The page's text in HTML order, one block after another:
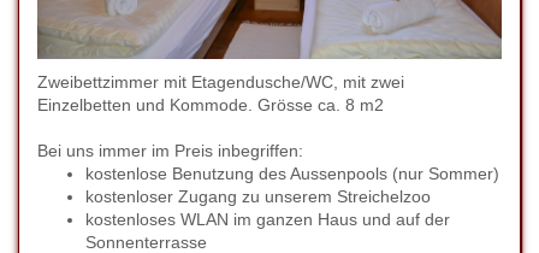
Zweibettzimmer mit Etagendusche/WC, mit zwei
Einzelbetten und Kommode. Grösse ca. 8 m2
Bei uns immer im Preis inbegriffen:
kostenlose Benutzung des Aussenpools (nur Sommer)
kostenloser Zugang zu unserem Streichelzoo
kostenloses WLAN im ganzen Haus und auf der
Sonnenterrasse